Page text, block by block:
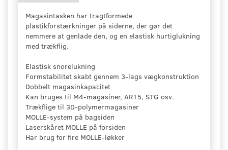
Magasintasken har tragtformede
plastikforstærkninger på siderne, der gør det
nemmere at genlade den, og en elastisk hurtiglukning
med trækflig.
Elastisk snorelukning
Formstabilitet skabt gennem 3-lags vægkonstruktion
Dobbelt magasinkapacitet
Kan bruges til M4-magasiner, AR15, STG osv.
Trækflige til 3D-polymermagasiner
MOLLE-system på bagsiden
Laserskåret MOLLE på forsiden
Har brug for fire MOLLE-løkker